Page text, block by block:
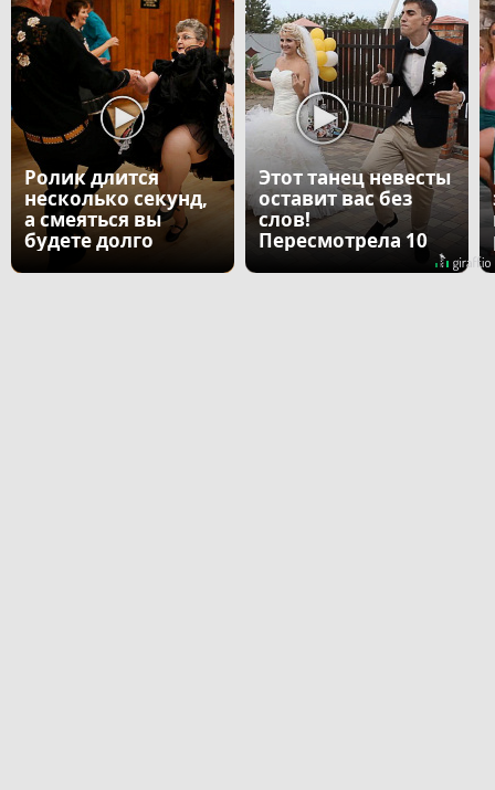
Ролик длится
несколько секунд,
а смеяться вы
будете долго
Этот танец невесты
оставит вас без
слов!
Пересмотрела 10